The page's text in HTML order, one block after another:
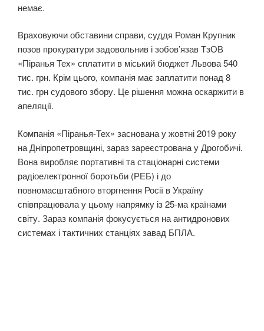
немає.
Враховуючи обставини справи, суддя Роман Крупник
позов прокуратури задовольнив і зобов’язав ТзОВ
«Піранья Тех» сплатити в міський бюджет Львова 540
тис. грн. Крім цього, компанія має заплатити понад 8
тис. грн судового збору. Це рішення можна оскаржити в
апеляції.
Компанія «Піранья-Тех» заснована у жовтні 2019 року
на Дніпропетровщині, зараз зареєстрована у Дрогобичі.
Вона виробляє портативні та стаціонарні системи
радіоелектронної боротьби (РЕБ) і до
повномасштабного вторгнення Росії в Україну
співпрацювала у цьому напрямку із 25-ма країнами
світу. Зараз компанія фокусується на антидронових
системах і тактичних станціях завад БПЛА.